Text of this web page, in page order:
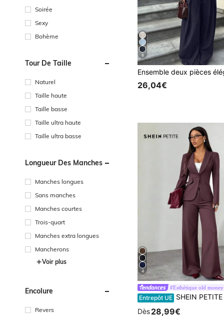
Soirée
Sexy
Bohème
Tour De Taille
Naturel
Taille haute
Taille basse
Taille ultra haute
Taille ultra basse
Longueur Des Manches
Manches longues
Sans manches
Manches courtes
Trois-quart
Manches extra longues
Mancherons
Voir plus
Encolure
Revers
8
26,04€
4
#Esthétique old money
Entrepôt UE SHEIN PETITE Ensembles de costumes pour femmes rouge bordeaux convenant pour les trajets en automne et en hiver.Veste de costume noire à un seul
Dès28,99€